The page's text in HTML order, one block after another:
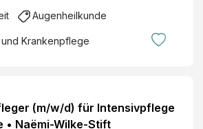
Augenheilkunde
Krankenpflege
(m/w/d) für Intensivpflege
• Naëmi-Wilke-Stift